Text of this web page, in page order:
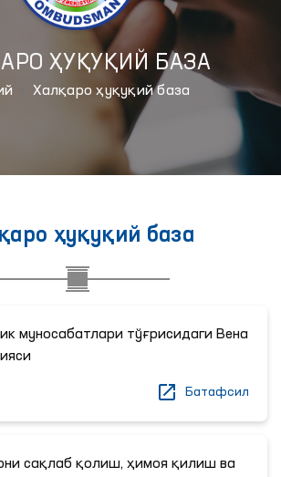
ҲУҚУҚИЙ БАЗА
Халқаро ҳуқуқий база
ҳуқуқий база
муносабатлари тўғрисидаги Вена
Батафсил
сақлаб қолиш, ҳимоя қилиш ва